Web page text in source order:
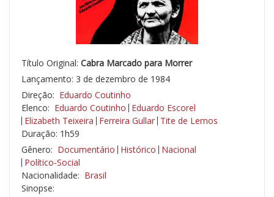
Título Original: Cabra Marcado para Morrer
Lançamento: 3 de dezembro de 1984
Direção: Eduardo Coutinho
Elenco: Eduardo Coutinho Eduardo Escorel
Elizabeth Teixeira Ferreira Gullar Tite de Lemos
Duração: 1h59
Gênero: Documentário Histórico Nacional
Político-Social
Nacionalidade: Brasil
Sinopse: